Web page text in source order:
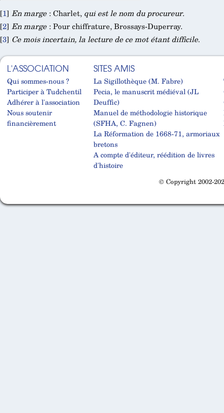
[1] En marge: Charlet, qui est le nom du procureur.
[2] En marge: Pour chiffrature, Brossays-Duperray.
[3] Ce mois incertain, la lecture de ce mot étant difficile.
L'ASSOCIATION
Qui sommes-nous ?
Participer à Tudchentil
Adhérer à l'association
Nous soutenir
financièrement
SITES AMIS
La Sigillothèque (M. Fabre)
Pecia, le manuscrit médiéval (JL
Deuffic)
Manuel de méthodologie historique
(SFHA, C. Fagnen)
La Réformation de 1668-71, armoriaux
bretons
A compte d'éditeur, réédition de livres
d'histoire
© Copyright 2002-